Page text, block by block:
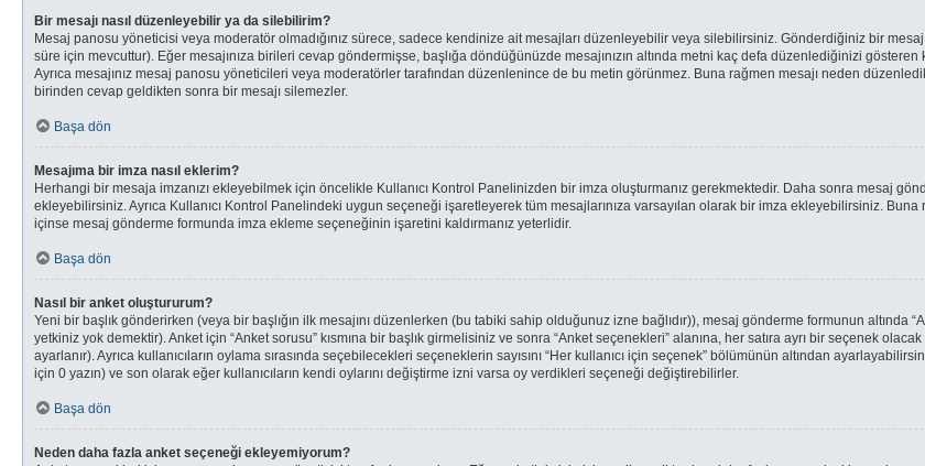
Bir mesajı nasıl düzenleyebilir ya da silebilirim?
Mesaj panosu yöneticisi veya moderatör olmadığınız sürece, sadece kendinize ait mesajları düzenleyebilir veya silebilirsiniz. Gönderdiğiniz bir
süre için mevcuttur). Eğer mesajınıza birileri cevap göndermişse, başlığa döndüğünüzde mesajınızın altında metni kaç defa düzenlediğinizi
Ayrıca mesajınız mesaj panosu yöneticileri veya moderatörler tarafından düzenlenince de bu metin görünmez. Buna rağmen mesajı neden
birinden cevap geldikten sonra bir mesajı silemezler.
Başa dön
Mesajıma bir imza nasıl eklerim?
Herhangi bir mesaja imzanızı ekleyebilmek için öncelikle Kullanıcı Kontrol Panelinizden bir imza oluşturmanız gerekmektedir. Daha sonra mesaj
ekleyebilirsiniz. Ayrıca Kullanıcı Kontrol Panelindeki uygun seçeneği işaretleyerek tüm mesajlarınıza varsayılan olarak bir imza ekleyebilirsiniz.
içinse mesaj gönderme formunda imza ekleme seçeneğinin işaretini kaldırmanız yeterlidir.
Başa dön
Nasıl bir anket oluştururum?
Yeni bir başlık gönderirken (veya bir başlığın ilk mesajını düzenlerken (bu tabiki sahip olduğunuz izne bağlıdır)), mesaj gönderme formunun
yetkiniz yok demektir). Anket için “Anket sorusu” kısmına bir başlık girmelisiniz ve sonra “Anket seçenekleri” alanına, her satıra ayrı bir seçenek
ayarlanır). Ayrıca kullanıcıların oylama sırasında seçebilecekleri seçeneklerin sayısını “Her kullanıcı için seçenek” bölümünün altından
için 0 yazın) ve son olarak eğer kullanıcıların kendi oylarını değiştirme izni varsa oy verdikleri seçeneği değiştirebilirler.
Başa dön
Neden daha fazla anket seçeneği ekleyemiyorum?